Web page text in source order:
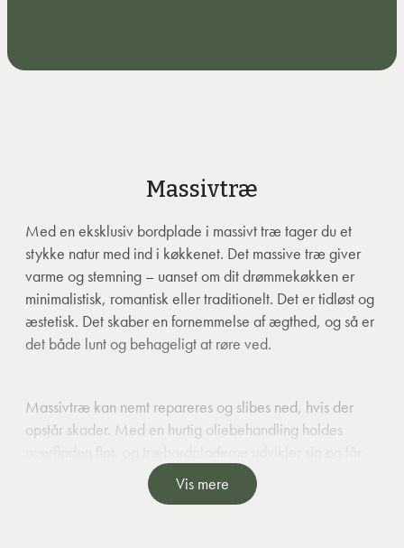
Massivtræ
Med en eksklusiv bordplade i massivt træ tager du et
stykke natur med ind i køkkenet. Det massive træ giver
varme og stemning – uanset om dit drømmekøkken er
minimalistisk, romantisk eller traditionelt. Det er tidløst og
æstetisk. Det skaber en fornemmelse af ægthed, og så er
det både lunt og behageligt at røre ved.
Massivtræ kan nemt repareres og slibes ned, hvis der
opstår skader. Med en hurtig oliebehandling holdes
personlighed i takt med, at du bruger køkkenet.
naturlige indhold af syre, er træsorter som eg og ask
Vis mere